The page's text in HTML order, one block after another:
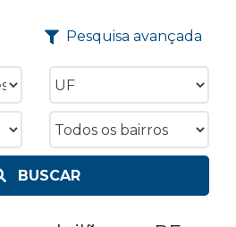
Pesquisa avançada
BUSCAR